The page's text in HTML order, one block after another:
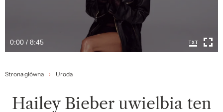
0:00 / 8:45
Strona główna Uroda
Hailey Bieber uwielbia ten